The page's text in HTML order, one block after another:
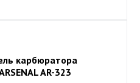
карбюратора
AR-323